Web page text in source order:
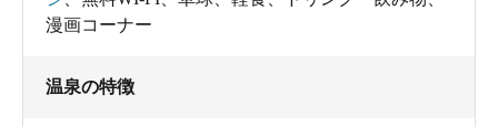
漫画コーナー
温泉の特徴